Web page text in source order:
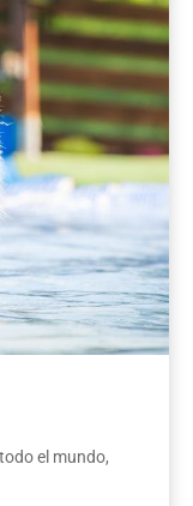
el mundo,